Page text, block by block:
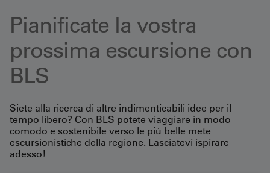
Pianificate la vostra
prossima escursione con
BLS
Siete alla ricerca di altre indimenticabili idee per il
tempo libero? Con BLS potete viaggiare in modo
comodo e sostenibile verso le più belle mete
escursionistiche della regione. Lasciatevi ispirare
adesso!